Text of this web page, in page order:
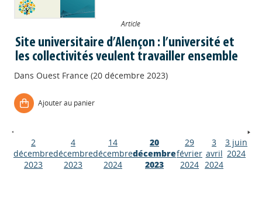
Article
Site universitaire d’Alençon : l’université et
les collectivités veulent travailler ensemble
Dans Ouest France (20 décembre 2023)
Ajouter au panier
2
décembre
2023
4
décembre
2023
14
décembre
2024
20
décembre
2023
29
février
2024
3
avril
2024
3 juin
2024
Appels à projets